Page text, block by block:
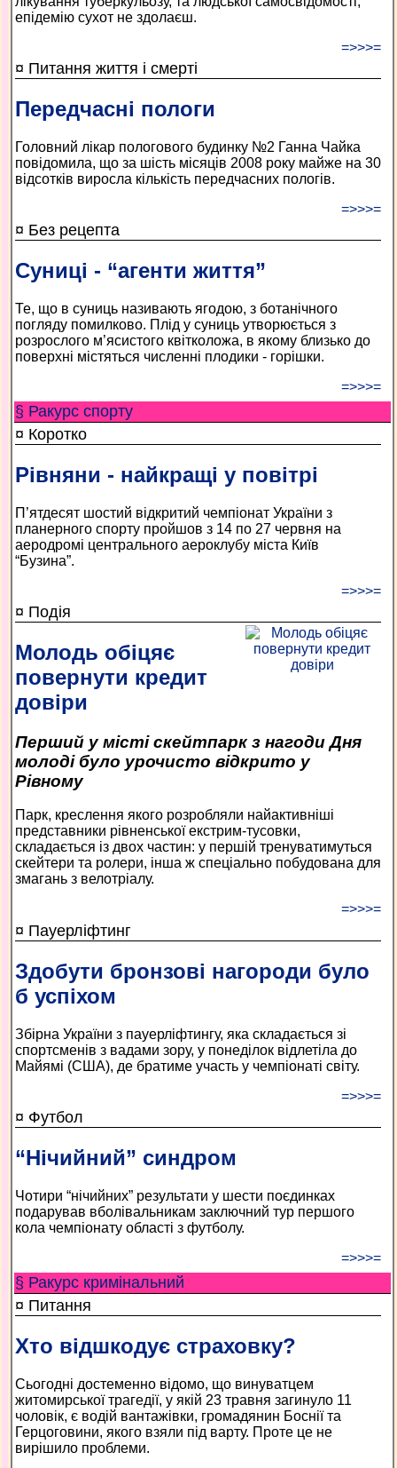
епідемію сухот не здолаєш.
=>>>=
¤ Питання життя і смерті
Передчасні пологи
Головний лікар пологового будинку №2 Ганна Чайка
повідомила, що за шість місяців 2008 року майже на 30
відсотків виросла кількість передчасних пологів.
=>>>=
¤ Без рецепта
Суниці - “агенти життя”
Те, що в суниць називають ягодою, з ботанічного
погляду помилково. Плід у суниць утворюється з
розрослого м’ясистого квітколожа, в якому близько до
поверхні містяться численні плодики - горішки.
=>>>=
§ Ракурс спорту
¤ Коротко
Рівняни - найкращі у повітрі
П’ятдесят шостий відкритий чемпіонат України з
планерного спорту пройшов з 14 по 27 червня на
аеродромі центрального аероклубу міста Київ
“Бузина”.
=>>>=
¤ Подія
Молодь обіцяє
повернути кредит
довіри
Перший у місті скейтпарк з нагоди Дня
молоді було урочисто відкрито у
Рівному
Парк, креслення якого розробляли найактивніші
представники рівненської екстрим-тусовки,
складається із двох частин: у першій тренуватимуться
скейтери та ролери, інша ж спеціально побудована для
змагань з велотріалу.
=>>>=
¤ Пауерліфтинг
Здобути бронзові нагороди було
б успіхом
Збірна України з пауерліфтингу, яка складається зі
спортсменів з вадами зору, у понеділок відлетіла до
Майямі (США), де братиме участь у чемпіонаті світу.
=>>>=
¤ Футбол
“Нічийний” синдром
Чотири “нічийних” результати у шести поєдинках
подарував вболівальникам заключний тур першого
кола чемпіонату області з футболу.
=>>>=
§ Ракурс кримінальний
¤ Питання
Хто відшкодує страховку?
Сьогодні достеменно відомо, що винуватцем
житомирської трагедії, у якій 23 травня загинуло 11
чоловік, є водій вантажівки, громадянин Боснії та
Герцоговини, якого взяли під варту. Проте це не
вирішило проблеми.